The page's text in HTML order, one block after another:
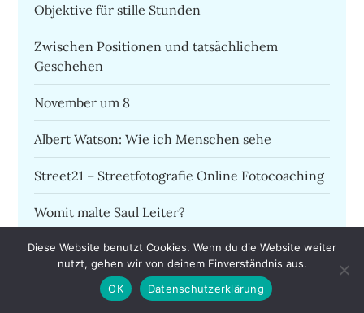
Objektive für stille Stunden
Zwischen Positionen und tatsächlichem
Geschehen
November um 8
Albert Watson: Wie ich Menschen sehe
Street21 – Streetfotografie Online Fotocoaching
Womit malte Saul Leiter?
Dissonanzen im fotografischen Rahmen als roter
Faden bei Henri Cartier-Bresson und Martin
Diese Website benutzt Cookies. Wenn du die Website weiter
nutzt, gehen wir von deinem Einverständnis aus.
OK
Datenschutzerklärung